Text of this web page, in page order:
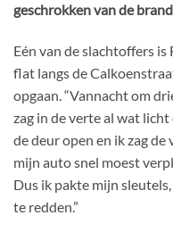
geschrokken van de
Eén van de slachtoffers
flat langs de
opgaan. “Vannacht om
zag in de verte al wat
de deur open en ik zag
mijn auto snel moest
Dus ik pakte mijn
te redden.”